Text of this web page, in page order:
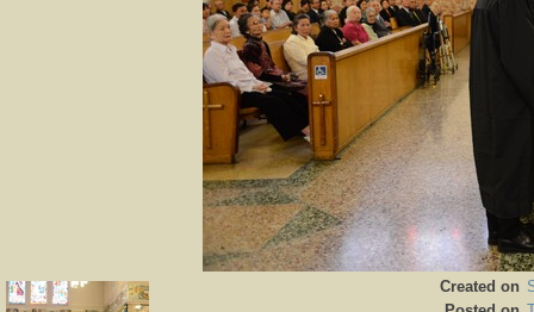
Created on